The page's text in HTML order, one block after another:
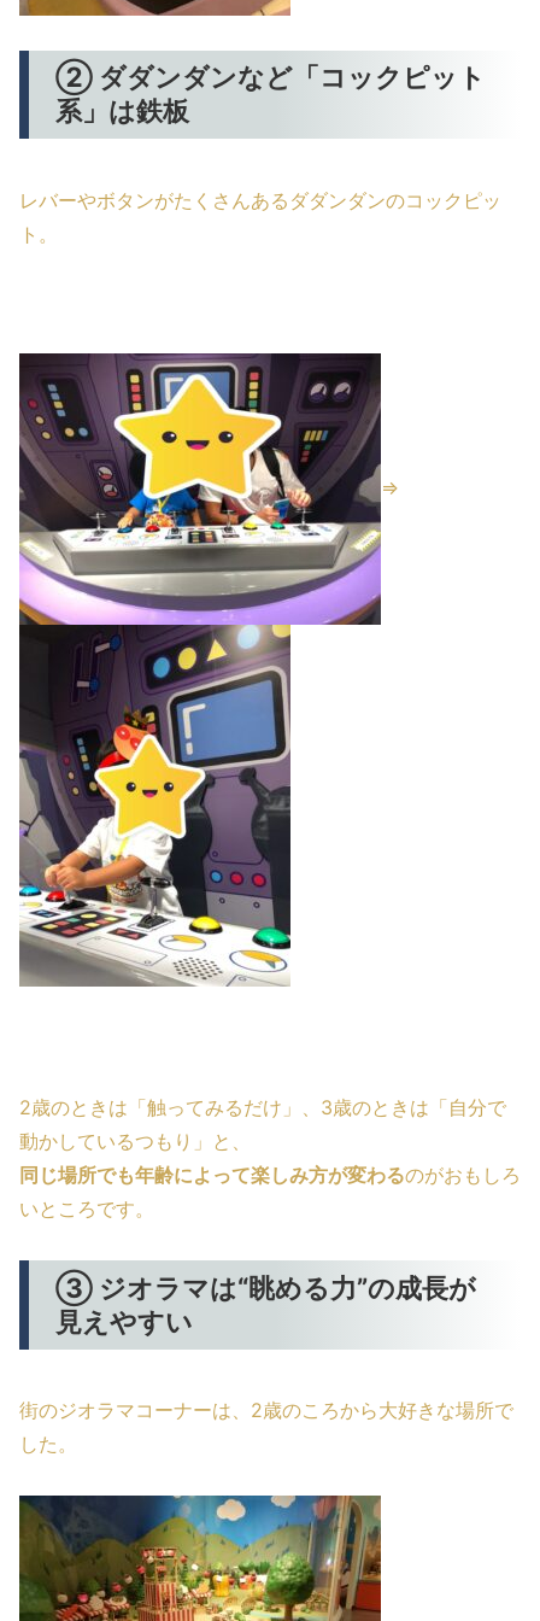
② ダダンダンなど「コックピット
系」は鉄板
レバーやボタンがたくさんあるダダンダンのコックピッ
ト。
⇒
2歳のときは「触ってみるだけ」、3歳のときは「自分で
動かしているつもり」と、
同じ場所でも年齢によって楽しみ方が変わるのがおもしろ
いところです。
③ ジオラマは“眺める力”の成長が
見えやすい
街のジオラマコーナーは、2歳のころから大好きな場所で
した。